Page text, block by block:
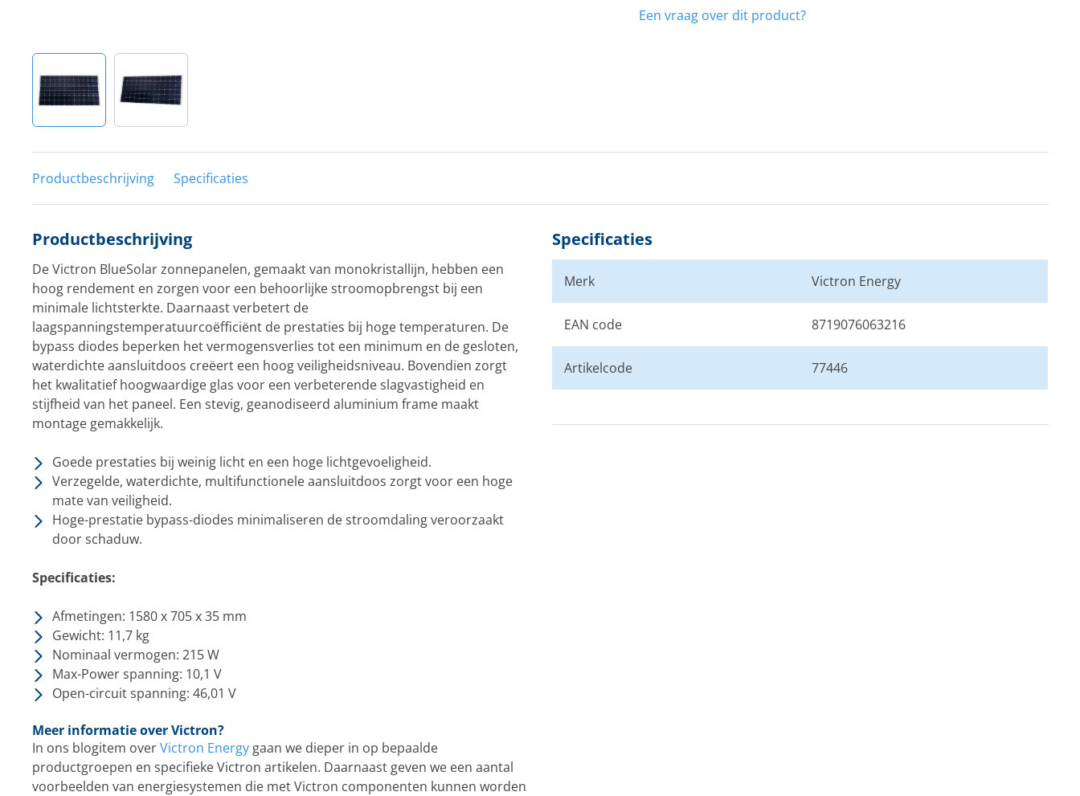
Een vraag over dit product?
Productbeschrijving Specificaties
Productbeschrijving
De Victron BlueSolar zonnepanelen, gemaakt van monokristallijn, hebben een
hoog rendement en zorgen voor een behoorlijke stroomopbrengst bij een
minimale lichtsterkte. Daarnaast verbetert de
laagspanningstemperatuurcoëfficiënt de prestaties bij hoge temperaturen. De
bypass diodes beperken het vermogensverlies tot een minimum en de gesloten,
waterdichte aansluitdoos creëert een hoog veiligheidsniveau. Bovendien zorgt
het kwalitatief hoogwaardige glas voor een verbeterende slagvastigheid en
stijfheid van het paneel. Een stevig, geanodiseerd aluminium frame maakt
montage gemakkelijk.
Goede prestaties bij weinig licht en een hoge lichtgevoeligheid.
Verzegelde, waterdichte, multifunctionele aansluitdoos zorgt voor een hoge
mate van veiligheid.
Hoge-prestatie bypass-diodes minimaliseren de stroomdaling veroorzaakt
door schaduw.
Specificaties:
Afmetingen: 1580 x 705 x 35 mm
Gewicht: 11,7 kg
Nominaal vermogen: 215 W
Max-Power spanning: 10,1 V
Open-circuit spanning: 46,01 V
Meer informatie over Victron?
In ons blogitem overVictron Energygaan we dieper in op bepaalde
productgroepen en specifieke Victron artikelen. Daarnaast geven we een aantal
voorbeelden van energiesystemen die met Victron componenten kunnen worden
Specificaties
Merk Victron Energy
EAN code 8719076063216
Artikelcode 77446